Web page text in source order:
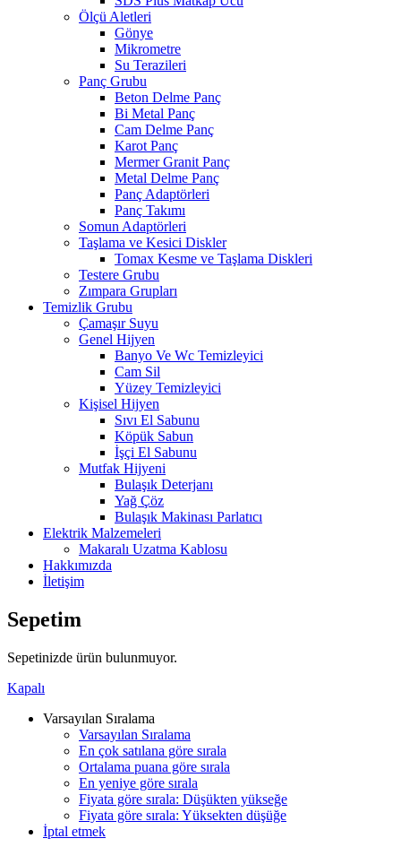
Ölçü Aletleri
Gönye
Mikrometre
Su Terazileri
Panç Grubu
Beton Delme Panç
Bi Metal Panç
Cam Delme Panç
Karot Panç
Mermer Granit Panç
Metal Delme Panç
Panç Adaptörleri
Panç Takımı
Somun Adaptörleri
Taşlama ve Kesici Diskler
Tomax Kesme ve Taşlama Diskleri
Testere Grubu
Zımpara Grupları
Temizlik Grubu
Çamaşır Suyu
Genel Hijyen
Banyo Ve Wc Temizleyici
Cam Sil
Yüzey Temizleyici
Kişisel Hijyen
Sıvı El Sabunu
Köpük Sabun
İşçi El Sabunu
Mutfak Hijyeni
Bulaşık Deterjanı
Yağ Çöz
Bulaşık Makinası Parlatıcı
Elektrik Malzemeleri
Makaralı Uzatma Kablosu
Hakkımızda
İletişim
Sepetim
Sepetinizde ürün bulunmuyor.
Kapalı
Varsayılan Sıralama
Varsayılan Sıralama
En çok satılana göre sırala
Ortalama puana göre sırala
En yeniye göre sırala
Fiyata göre sırala: Düşükten yükseğe
Fiyata göre sırala: Yüksekten düşüğe
İptal etmek